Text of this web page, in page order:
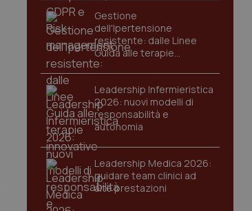
Gestione
dell'Ipertensione
resistente: dalle Linee
Guida alle terapie
innovative
Leadership Infermieristica
2026: nuovi modelli di
responsabilità e
autonomia
Leadership Medica 2026:
guidare team clinici ad
alte prestazioni